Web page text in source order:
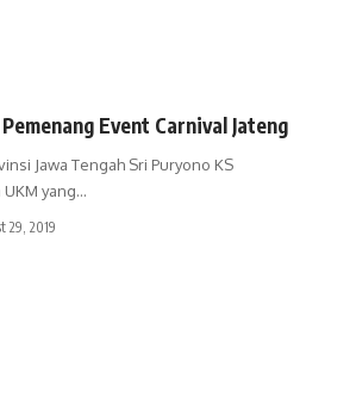
Event Carnival Jateng
Jawa Tengah Sri Puryono KS
yang…
29, 2019